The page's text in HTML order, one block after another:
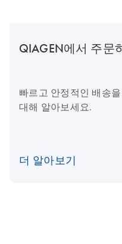
QIAGEN에서 주문
빠르고 안정적인 배송
대해 알아보세요.
더 알아보기